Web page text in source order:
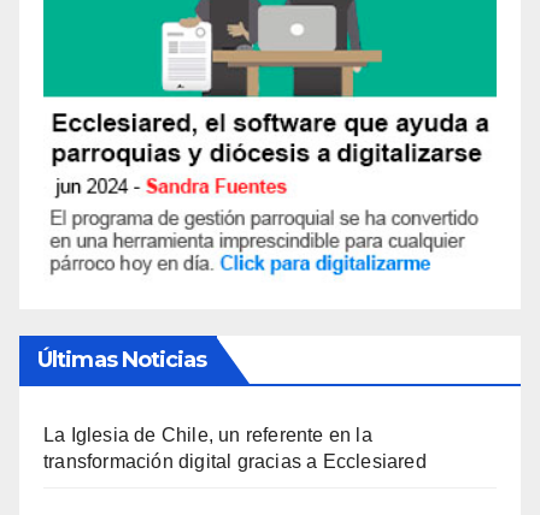
Últimas Noticias
La Iglesia de Chile, un referente en la
transformación digital gracias a Ecclesiared